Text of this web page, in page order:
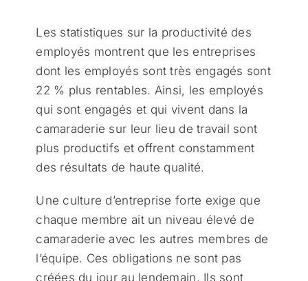
Les statistiques sur la productivité des
employés montrent que les entreprises
dont les employés sont très engagés sont
22 % plus rentables. Ainsi, les employés
qui sont engagés et qui vivent dans la
camaraderie sur leur lieu de travail sont
plus productifs et offrent constamment
des résultats de haute qualité.
Une culture d’entreprise forte exige que
chaque membre ait un niveau élevé de
camaraderie avec les autres membres de
l’équipe. Ces obligations ne sont pas
créées du jour au lendemain. Ils sont